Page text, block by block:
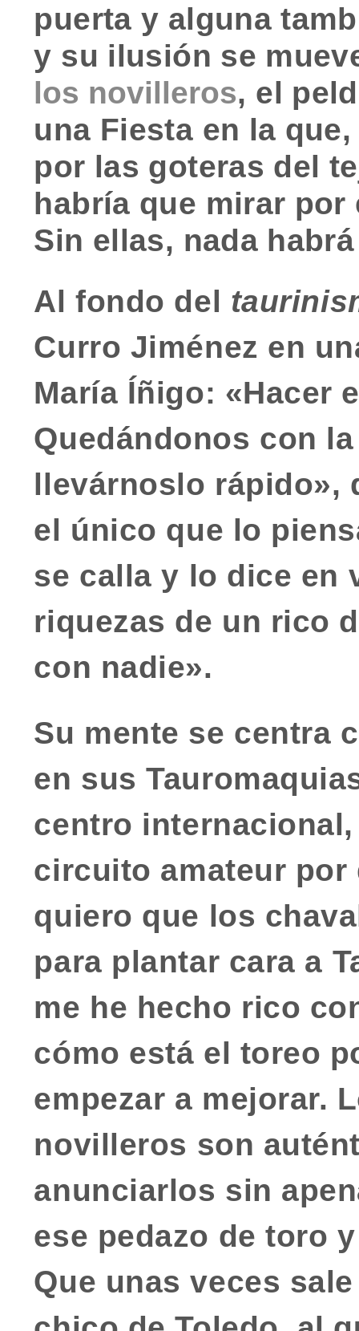
puerta y alguna
y su ilusión se
los novilleros, el
una Fiesta en la
por las goteras del
habría que mirar
Sin ellas, nada
Al fondo del
Curro Jiménez en
María Íñigo: «Hacer
Quedándonos con
llevárnoslo rápido»,
el único que lo
se calla y lo dice en
riquezas de un rico
con nadie».
Su mente se centra
en sus
centro
circuito amateur por
quiero que los
para plantar cara a
me he hecho rico
cómo está el toreo
empezar a mejorar.
novilleros son
anunciarlos sin
ese pedazo de toro
Que unas veces